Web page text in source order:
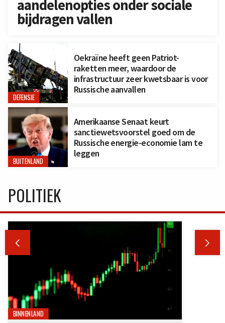
aandelenopties onder sociale
bijdragen vallen
DEFENSIE
Oekraïne heeft geen Patriot-
raketten meer, waardoor de
infrastructuur zeer kwetsbaar is voor
Russische aanvallen
BUITENLAND
Amerikaanse Senaat keurt
sanctiewetsvoorstel goed om de
Russische energie-economie lam te
leggen
POLITIEK
 
BINNENLAND